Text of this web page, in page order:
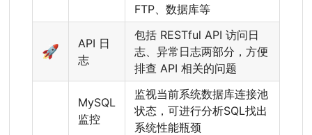
FTP、数据库等
🚀
API 日
志
包括 RESTful API 访问日
志、异常日志两部分，方便
排查 API 相关的问题
MySQL
监控
监视当前系统数据库连接池
状态 ， 可进行分析SQL找出
系统性能瓶颈